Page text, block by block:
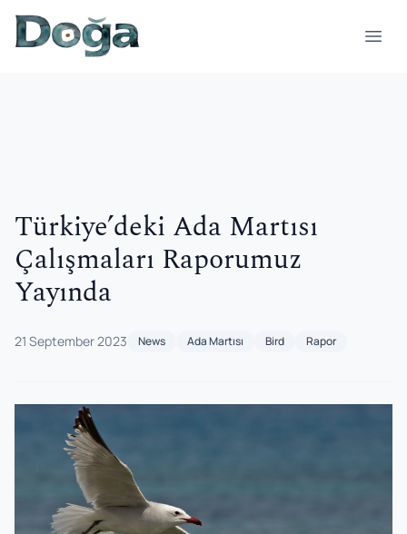
Skip to content
Türkiye’deki Ada Martısı
Çalışmaları Raporumuz
Yayında
21 September 2023 News Ada Martısı Bird Rapor